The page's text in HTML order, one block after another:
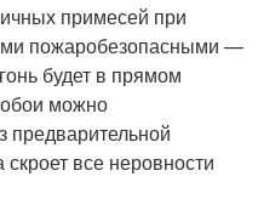
примесей при
пожаробезопасными —
будет в прямом
обои можно
предварительной
все неровности